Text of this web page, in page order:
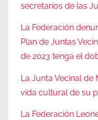
secretarios de las
La Federación
Plan de Juntas
de 2023 tenga el
La Junta Vecinal de
vida cultural de su
La Federación